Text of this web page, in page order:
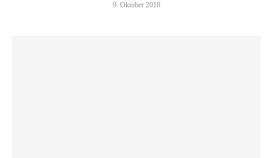
9. Oktober 2018